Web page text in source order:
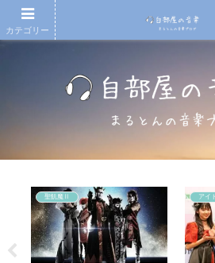
聖飢魔Ⅱ アイ
カテゴリー